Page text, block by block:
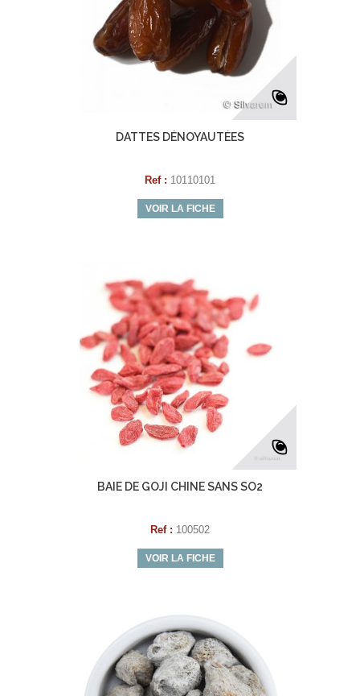
DATTES DÉNOYAUTÉES
Ref : 10110101
VOIR LA FICHE
BAIE DE GOJI CHINE SANS SO2
Ref : 100502
VOIR LA FICHE